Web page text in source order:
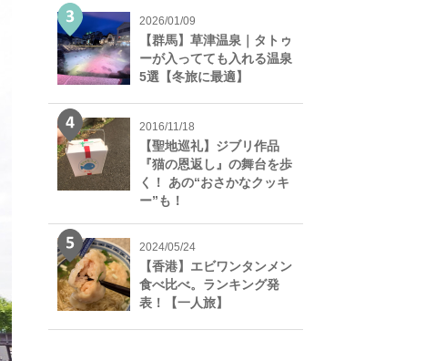
2026/01/09
【群馬】草津温泉｜タトゥ
ーが入ってても入れる温泉
5選【冬旅に最適】
2016/11/18
【聖地巡礼】ジブリ作品
『猫の恩返し』の舞台を歩
く！ あの“おさかなクッキ
ー”も！
2024/05/24
【香港】エビワンタンメン
食べ比べ。ランキング発
表！【一人旅】